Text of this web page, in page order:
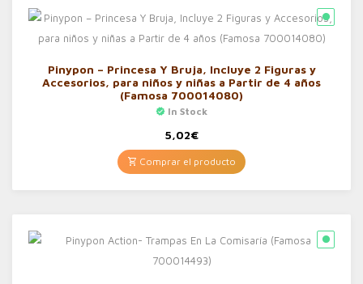
Pinypon – Princesa Y Bruja, Incluye 2 Figuras y
Accesorios, para niños y niñas a Partir de 4 años
(Famosa 700014080)
In Stock
5,02€
Comprar el producto